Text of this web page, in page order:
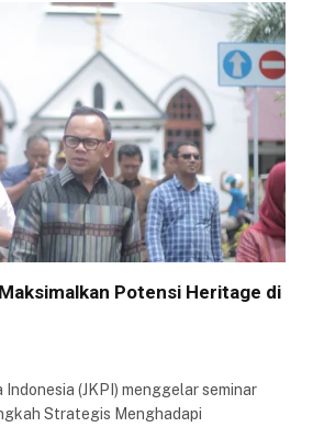
Potensi Heritage di
(JKPI) menggelar seminar
Strategis Menghadapi